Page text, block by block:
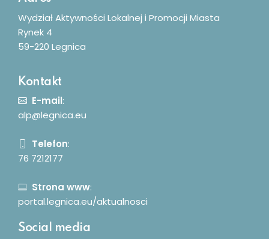
Wydział Aktywności Lokalnej i Promocji Miasta
Rynek 4
59-220 Legnica
Kontakt
E-mail:
alp@legnica.eu
Telefon:
76 7212177
Strona www:
portal.legnica.eu/aktualnosci
Social media